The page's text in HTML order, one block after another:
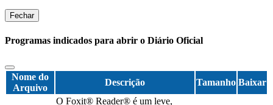
Fechar
Programas indicados para abrir o Diário Oficial
Nome do
Arquivo
Descrição Tamanho Baixar
O Foxit® Reader® é um leve,